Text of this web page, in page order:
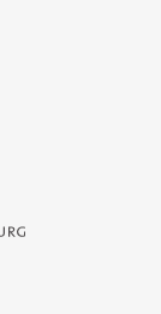
- Service